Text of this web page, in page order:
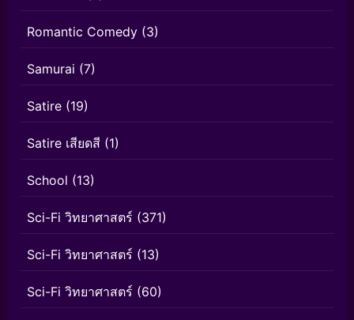
Romantic Comedy (3)
Samurai (7)
Satire (19)
Satire เสียดสี (1)
School (13)
Sci-Fi วิทยาศาสตร์ (371)
Sci-Fi วิทยาศาสตร์ (13)
Sci-Fi วิทยาศาสตร์ (60)